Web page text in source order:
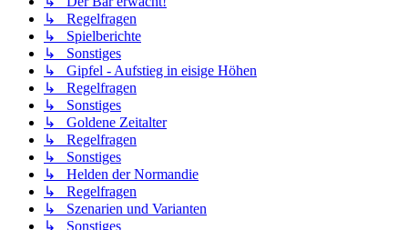
↳ Regelfragen
↳ Spielberichte
↳ Sonstiges
↳ Gipfel - Aufstieg in eisige Höhen
↳ Regelfragen
↳ Sonstiges
↳ Goldene Zeitalter
↳ Regelfragen
↳ Sonstiges
↳ Helden der Normandie
↳ Regelfragen
↳ Szenarien und Varianten
↳ Sonstiges